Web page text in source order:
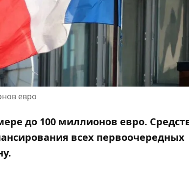
евро
до 100 миллионов евро.
всех первоочередных